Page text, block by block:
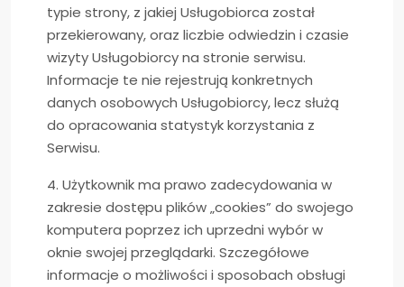
typie strony, z jakiej Usługobiorca został
przekierowany, oraz liczbie odwiedzin i czasie
wizyty Usługobiorcy na stronie serwisu.
Informacje te nie rejestrują konkretnych
danych osobowych Usługobiorcy, lecz służą
do opracowania statystyk korzystania z
Serwisu.
4. Użytkownik ma prawo zadecydowania w
zakresie dostępu plików „cookies” do swojego
komputera poprzez ich uprzedni wybór w
oknie swojej przeglądarki. Szczegółowe
informacje o możliwości i sposobach obsługi